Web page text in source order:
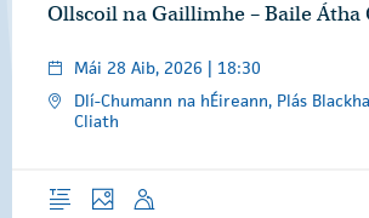
Ollscoil na Gaillimhe – Baile Átha
Mái 28 Aib, 2026 | 18:30
Dlí-Chumann na hÉireann, Plás
Cliath
ForléargasGrianghraif
Óraid